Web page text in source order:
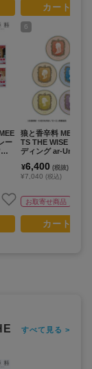
ー
カートに
6
狼と香辛料
TS THE WISE
ディング ar-Unity
ター(単位/コンプリ
【BOX/8パック入り
¥6,400 (税抜)
¥7,040 (税込)
お取寄せ商品
カートに
すべて見る >